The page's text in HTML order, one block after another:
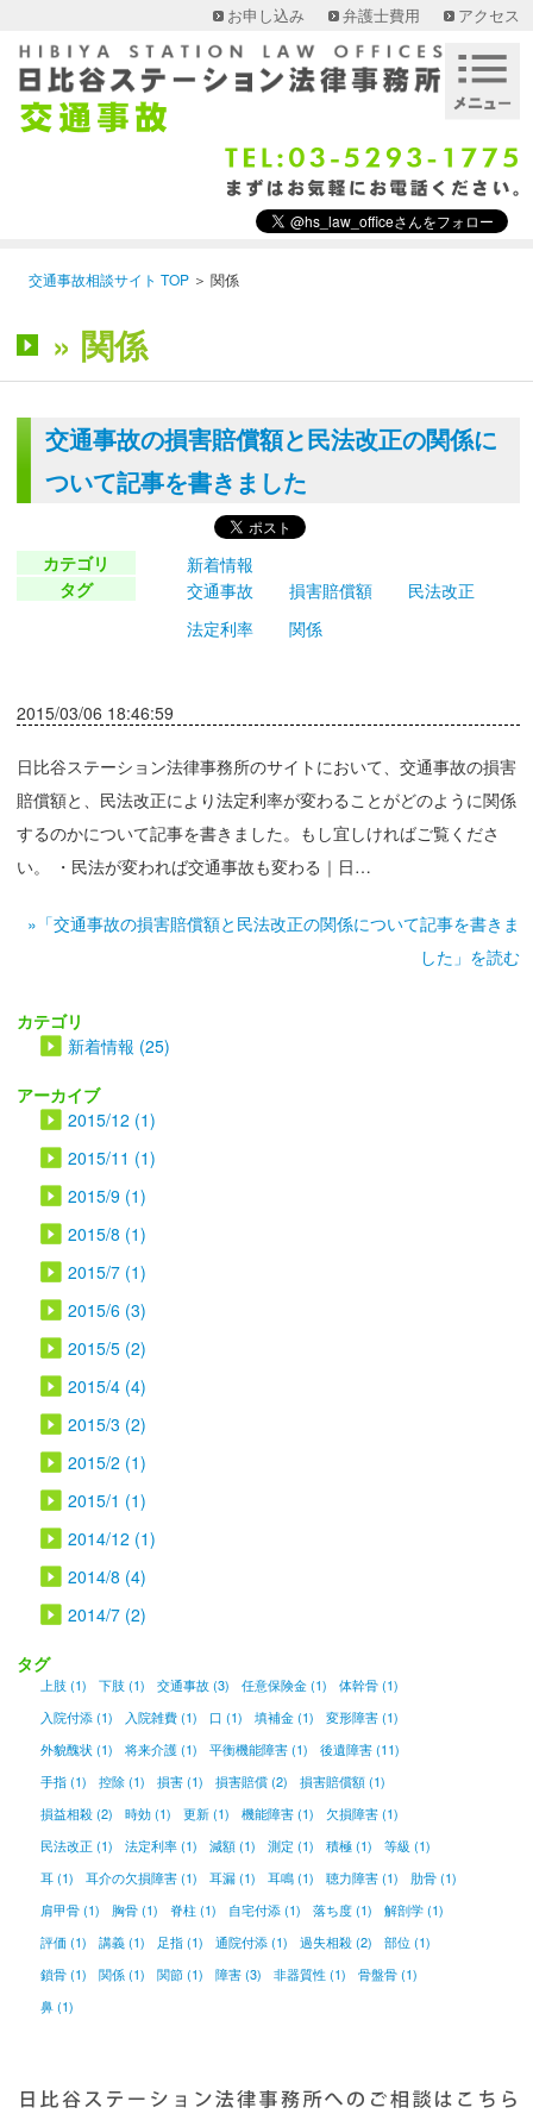
アクセス
弁護士費用
お申し込み
交通事故相談サイト TOP＞ 関係
» 関係
交通事故の損害賠償額と民法改正の関係に
ついて記事を書きました
カテゴリ
新着情報
タグ
交通事故 損害賠償額
民法改正
法定利率
関係
2015/03/06 18:46:59
日比谷ステーション法律事務所のサイトにおいて、交通事故の損害
賠償額と、民法改正により法定利率が変わることがどのように関係
するのかについて記事を書きました。もし宜しければご覧くださ
い。 ・民法が変われば交通事故も変わる｜日…
»「交通事故の損害賠償額と民法改正の関係について記事を書きま
した」を読む
カテゴリ
新着情報 (25)
アーカイブ
2015/12 (1)
2015/11 (1)
2015/9 (1)
2015/8 (1)
2015/7 (1)
2015/6 (3)
2015/5 (2)
2015/4 (4)
2015/3 (2)
2015/2 (1)
2015/1 (1)
2014/12 (1)
2014/8 (4)
2014/7 (2)
タグ
上肢 (1) 下肢 (1) 交通事故 (3) 任意保険金 (1)
体幹骨 (1)
入院付添 (1)
入院雑費 (1) 口 (1) 填補金 (1)
変形障害 (1)
外貌醜状 (1)
将来介護 (1) 平衡機能障害 (1)
後遺障害 (11)
手指 (1)
控除 (1) 損害 (1) 損害賠償 (2)
損害賠償額 (1)
損益相殺 (2)
時効 (1) 更新 (1) 機能障害 (1)
欠損障害 (1)
民法改正 (1)
法定利率 (1) 減額 (1) 測定 (1) 積極 (1)
等級 (1)
耳 (1)
耳介の欠損障害 (1) 耳漏 (1) 耳鳴 (1) 聴力障害 (1)
肋骨 (1)
肩甲骨 (1)
胸骨 (1) 脊柱 (1) 自宅付添 (1) 落ち度 (1)
解剖学 (1)
評価 (1)
講義 (1) 足指 (1) 通院付添 (1) 過失相殺 (2)
部位 (1)
鎖骨 (1)
関係 (1) 関節 (1) 障害 (3) 非器質性 (1)
骨盤骨 (1)
鼻 (1)